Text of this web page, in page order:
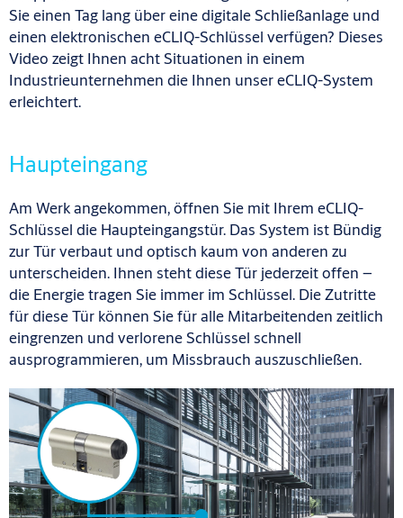
Sie einen Tag lang über eine digitale Schließanlage und
einen elektronischen eCLIQ-Schlüssel verfügen? Dieses
Video zeigt Ihnen acht Situationen in einem
Industrieunternehmen die Ihnen unser eCLIQ-System
erleichtert.
Haupteingang
Am Werk angekommen, öffnen Sie mit Ihrem eCLIQ-
Schlüssel die Haupteingangstür. Das System ist Bündig
zur Tür verbaut und optisch kaum von anderen zu
unterscheiden. Ihnen steht diese Tür jederzeit offen –
die Energie tragen Sie immer im Schlüssel. Die Zutritte
für diese Tür können Sie für alle Mitarbeitenden zeitlich
eingrenzen und verlorene Schlüssel schnell
ausprogrammieren, um Missbrauch auszuschließen.